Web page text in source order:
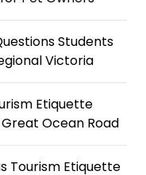
Students
Victoria
Etiquette
Ocean Road
Tourism Etiquette